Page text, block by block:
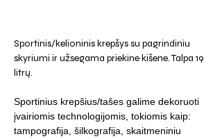
Sportinis/kelioninis krepšys su pagrindiniu
skyriumi ir užsegama priekine kišene. Talpa 19
litrų.
Sportinius krepšius/tašes galime dekoruoti
įvairiomis technologijomis, tokiomis kaip:
tampografija, šilkografija, skaitmeniniu